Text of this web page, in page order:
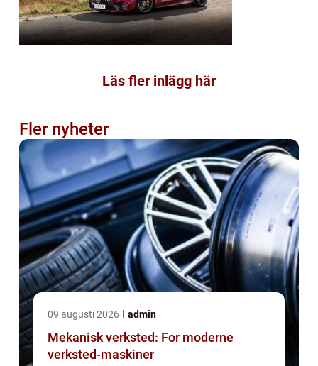
Läs fler inlägg här
Fler nyheter
09 augusti 2026 admin
Mekanisk verksted: For moderne
verksted-maskiner